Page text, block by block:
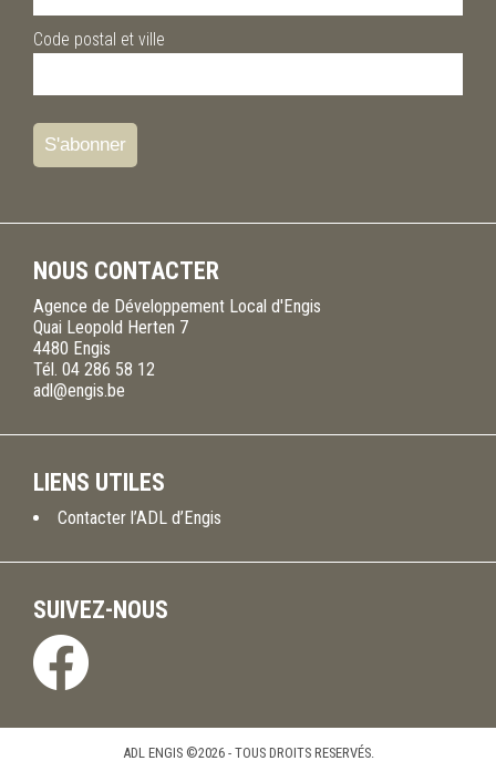
Code postal et ville
NOUS CONTACTER
Agence de Développement Local d'Engis
Quai Leopold Herten 7
4480 Engis
Tél. 04 286 58 12
adl@engis.be
LIENS UTILES
Contacter l’ADL d’Engis
SUIVEZ-NOUS
ADL ENGIS ©2026 - TOUS DROITS RESERVÉS.